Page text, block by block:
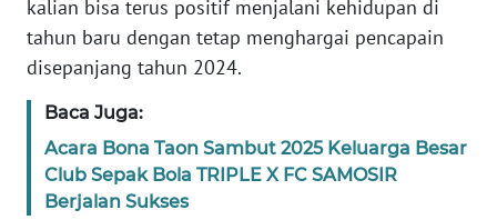
kalian bisa terus positif menjalani kehidupan di
tahun baru dengan tetap menghargai pencapain
disepanjang tahun 2024.
Baca Juga:
Acara Bona Taon Sambut 2025 Keluarga Besar
Club Sepak Bola TRIPLE X FC SAMOSIR
Berjalan Sukses
Wahana
News
Regional
WN
SUMUT
WN